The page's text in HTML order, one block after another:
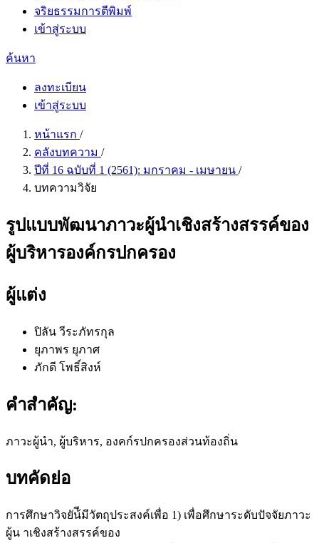
จริยธรรมการตีพิมพ์
เข้าสู่ระบบ
ค้นหา
ลงทะเบียน
เข้าสู่ระบบ
หน้าแรก /
คลังบทความ /
ปีที่ 16 ฉบับที่ 1 (2561): มกราคม - เมษายน /
บทความวิจัย
รูปแบบพัฒนาภาวะผู้นำเชิงสร้างสรรค์ของ
ผู้บริหารองค์กรปกครอง
ผู้แต่ง
ปิลัน วีระภัทรกุล
ยุภาพร ยุภาศ
ภักดี โพธิ์สิงห์
คำสำคัญ:
ภาวะผู้นำ, ผู้บริหาร, องคก์รปกครองส่วนท้องถิ่น
บทคัดย่อ
การศึกษาวิจยัน้ีมีวัตถุประสงค์เพื่อ 1) เพื่อศึกษาระดับปัจจัยภาวะ
ผู้น าเชิงสร้างสรรค์ของ